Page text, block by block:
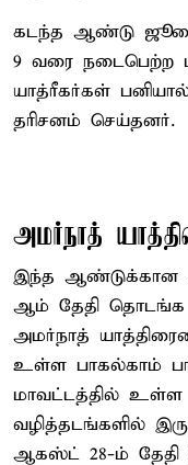
கடந்த ஆண்டு
9 வரை நடைபெற்ற
யாத்ரீகர்கள்
தரிசனம் செய்தனர்.
அமர்நாத்
இந்த ஆண்டுக்கான
ஆம் தேதி
அமர்நாத்
உள்ள பாகல்காம்
மாவட்டத்தில் உள்ள
வழித்தடங்களில்
ஆகஸ்ட் 28-ம் தேதி